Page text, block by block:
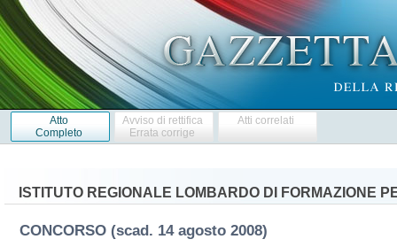
Atto
Completo
Avviso di rettifica
Errata corrige
Atti correlati
ISTITUTO REGIONALE LOMBARDO DI FORMAZIONE
CONCORSO (scad. 14 agosto 2008)